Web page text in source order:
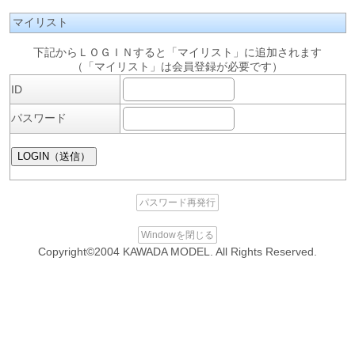
マイリスト
下記からＬＯＧＩＮすると「マイリスト」に追加されます
（「マイリスト」は会員登録が必要です）
ID
パスワード
パスワード再発行
Windowを閉じる
Copyright©2004 KAWADA MODEL. All Rights Reserved.